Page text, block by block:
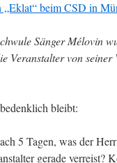
„Eklat“ beim CSD in
Sänger Mélovin
Veranstalter von
bleibt:
5 Tagen, was der
gerade verreist?